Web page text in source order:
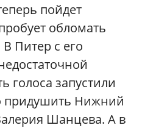
пойдет
обломать
Питер с его
голоса запустили
придушить Нижний
Шанцева. А в